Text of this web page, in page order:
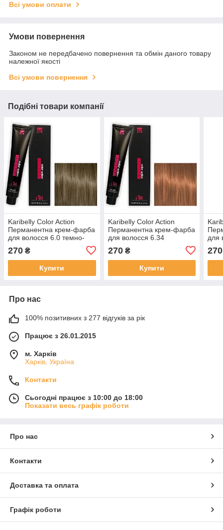
Всі умови оплати
Умови повернення
Законом не передбачено повернення та обмін даного товару
належної якості
Всі умови повернення
Подібні товари компанії
Karibelly Color Action
Перманентна крем-фарба
для волосся 6.0 темно-
270 ₴
Купити
Karibelly Color Action
Перманентна крем-фарба
для волосся 6.34
золотисто-мiдний темно-
русявий 100 мл
270₴
Купити
для
270
Про нас
100% позитивних з 277 відгуків за рік
Працює з 26.01.2015
м. Харків
Харків, Україна
Контакти
Сьогодні працює з 10:00 до 18:00
Показати весь графік роботи
Про нас
Контакти
Доставка та оплата
Графік роботи